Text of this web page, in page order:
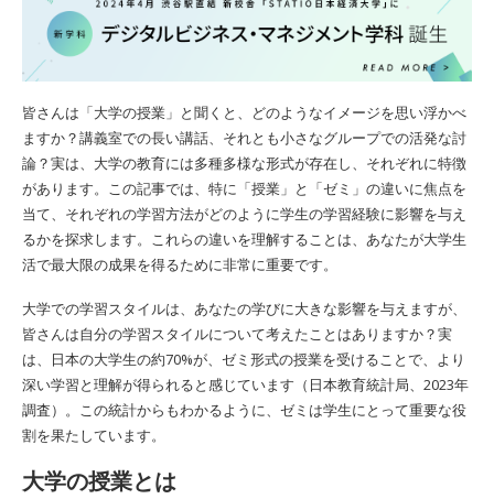
皆さんは「大学の授業」と聞くと、どのようなイメージを思い浮かべ
ますか？講義室での長い講話、それとも小さなグループでの活発な討
論？実は、大学の教育には多種多様な形式が存在し、それぞれに特徴
があります。この記事では、特に「授業」と「ゼミ」の違いに焦点を
当て、それぞれの学習方法がどのように学生の学習経験に影響を与え
るかを探求します。これらの違いを理解することは、あなたが大学生
活で最大限の成果を得るために非常に重要です。
大学での学習スタイルは、あなたの学びに大きな影響を与えますが、
皆さんは自分の学習スタイルについて考えたことはありますか？実
は、日本の大学生の約70%が、ゼミ形式の授業を受けることで、より
深い学習と理解が得られると感じています（日本教育統計局、2023年
調査）。この統計からもわかるように、ゼミは学生にとって重要な役
割を果たしています。
大学の授業とは